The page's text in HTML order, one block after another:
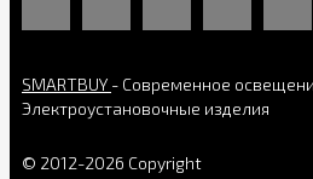
SMARTBUY - Современное
Электроустановочные изделия
© 2012-2026 Copyright